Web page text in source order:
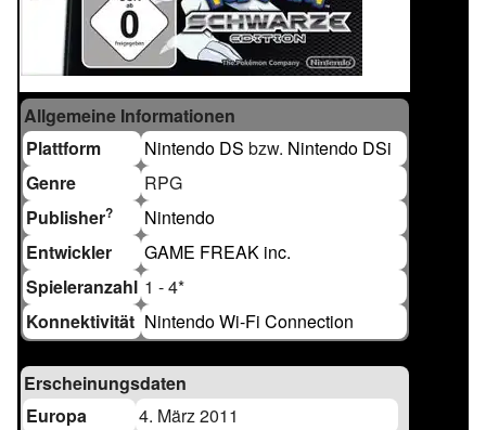
Allgemeine Informationen
Plattform
Nintendo DS bzw. Nintendo DSi
Genre
RPG
Publisher?
Nintendo
Entwickler
GAME FREAK inc.
Spieleranzahl 1 - 4*
Konnektivität Nintendo Wi-Fi Connection
Erscheinungsdaten
Europa
4. März 2011